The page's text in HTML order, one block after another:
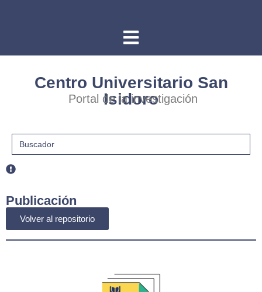
Centro Universitario San
Isidoro
Portal de la investigación
Buscar:
Publicación
Volver al repositorio